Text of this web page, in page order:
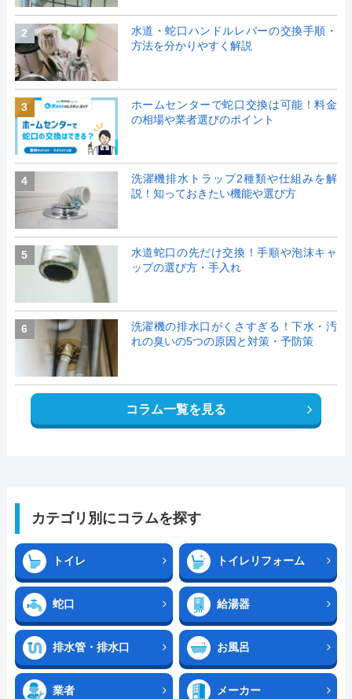
2
水道・蛇口ハンドルレバーの交換手順・
方法を分かりやすく解説
3
ホームセンターで蛇口交換は可能！料金
の相場や業者選びのポイント
4
洗濯機排水トラップ2種類や仕組みを解
説！知っておきたい機能や選び方
5
水道蛇口の先だけ交換！手順や泡沫キャ
ップの選び方・手入れ
6
洗濯機の排水口がくさすぎる！下水・汚
れの臭いの5つの原因と対策・予防策
コラム一覧を見る
カテゴリ別にコラムを探す
トイレ トイレリフォーム
蛇口 給湯器
排水管・排水口 お風呂
業者 メーカー